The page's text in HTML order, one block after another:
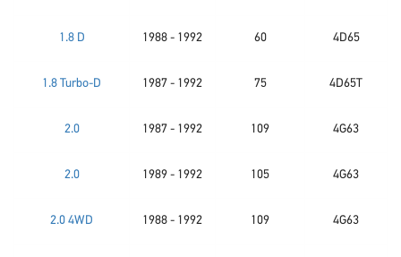
1.8 D 1988 - 1992 60 4D65
1.8 Turbo-D 1987 - 1992 75 4D65T
2.0 1987 - 1992 109 4G63
2.0 1989 - 1992 105 4G63
2.0 4WD 1988 - 1992 109 4G63